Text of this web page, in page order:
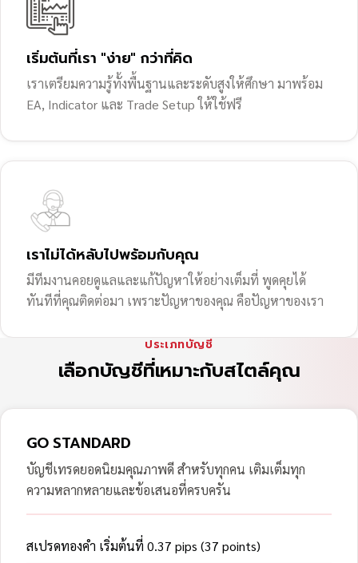
เริ่มต้นที่เรา "ง่าย" กว่าที่คิด
เราเตรียมความรู้ทั้งพื้นฐานและระดับสูงให้ศึกษา มาพร้อม
EA, Indicator และ Trade Setup ให้ใช้ฟรี
เราไม่ได้หลับไปพร้อมกับคุณ
มีทีมงานคอยดูแลและแก้ปัญหาให้อย่างเต็มที่ พูดคุยได้
ทันทีที่คุณติดต่อมา เพราะปัญหาของคุณ คือปัญหาของเรา
ประเภทบัญชี
เลือกบัญชีที่เหมาะกับสไตล์คุณ
GO STANDARD
บัญชีเทรดยอดนิยมคุณภาพดี สำหรับทุกคน เติมเต็มทุก
ความหลากหลายและข้อเสนอที่ครบครัน
สเปรดทองคำ เริ่มต้นที่ 0.37 pips (37 points)